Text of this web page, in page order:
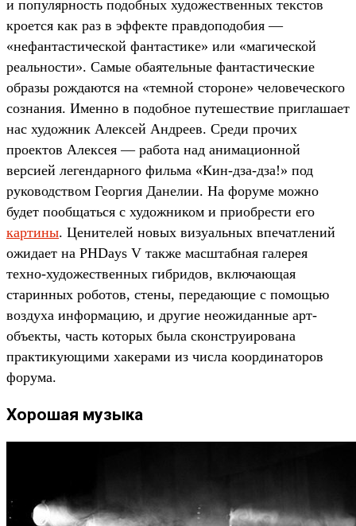
и популярность подобных художественных текстов
кроется как раз в эффекте правдоподобия —
«нефантастической фантастике» или «магической
реальности». Самые обаятельные фантастические
образы рождаются на «темной стороне» человеческого
сознания. Именно в подобное путешествие приглашает
нас художник Алексей Андреев. Среди прочих
проектов Алексея — работа над анимационной
версией легендарного фильма «Кин-дза-дза!» под
руководством Георгия Данелии. На форуме можно
будет пообщаться с художником и приобрести его
картины. Ценителей новых визуальных впечатлений
ожидает на PHDays V также масштабная галерея
техно-художественных гибридов, включающая
старинных роботов, стены, передающие с помощью
воздуха информацию, и другие неожиданные арт-
объекты, часть которых была сконструирована
практикующими хакерами из числа координаторов
форума.
Хорошая музыка